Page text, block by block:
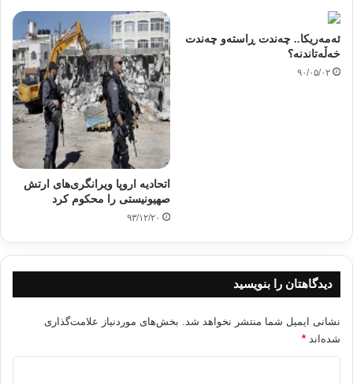
والتخطيط الإستراتيجي، وانتهاج سياسة ردود الأفعال؛ حيث تتخذ القرارات
* إهمال إعداد القوات
المسلَّحة (تعبئةً وتسليحًا وتدريبًا)، واختيار قياداتها على أساس الولاء لا
الكفاءات، وانشغال هذه القيادات بعالمها الخاص، بعيدًا عن أجواء الجدية
والمسئولية
ئه‌مه‌ریكا.. چه‌ندت ڕاسته‌‌و چه‌ندت
خه‌ڵه‌تاندنه‌؟
۹۰/۰۵/۰۲
اتحادیه اروپا ویرانگری‌های ارتش
صهیونیستی را محکوم کرد
۹۳/۱۲/۲۰
دیدگاهتان را بنویسید
نشانی ایمیل شما منتشر نخواهد شد. بخش‌های موردنیاز علامت‌گذاری
شده‌اند *